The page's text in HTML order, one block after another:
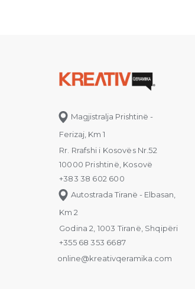
Magjistralja Prishtinë -
Ferizaj, Km 1
Rr. Rrafshi i Kosovës Nr.52
10000 Prishtinë, Kosovë
+383 38 602 600
Autostrada Tiranë - Elbasan,
Km 2
Godina 2, 1003 Tiranë, Shqipëri
+355 68 353 6687
online@kreativqeramika.com